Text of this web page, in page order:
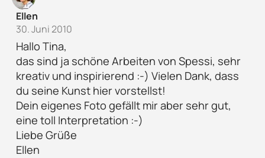
Ellen
30. Juni 2010
Hallo Tina,
das sind ja schöne Arbeiten von Spessi, sehr
kreativ und inspirierend :-) Vielen Dank, dass
du seine Kunst hier vorstellst!
Dein eigenes Foto gefällt mir aber sehr gut,
eine toll Interpretation :-)
Liebe Grüße
Ellen